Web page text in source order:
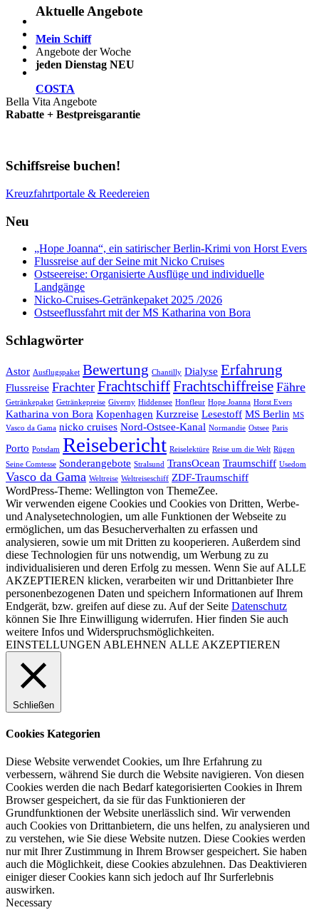
Aktuelle Angebote
Mein Schiff
Angebote der Woche
jeden Dienstag NEU
COSTA
Bella Vita Angebote
Rabatte + Bestpreisgarantie
Schiffsreise buchen!
Kreuzfahrtportale & Reedereien
Neu
„Hope Joanna“, ein satirischer Berlin-Krimi von Horst Evers
Flussreise auf der Seine mit Nicko Cruises
Ostseereise: Organisierte Ausflüge und individuelle
Landgänge
Nicko-Cruises-Getränkepaket 2025 /2026
Ostseeflussfahrt mit der MS Katharina von Bora
Schlagwörter
Astor Ausflugspaket Bewertung Chantilly Dialyse Erfahrung
Flussreise Frachter FrachtschiffFrachtschiffreise Fähre
Getränkepaket Getränkepreise Giverny Hiddensee Honfleur Hope Joanna Horst Evers
Katharina von Bora Kopenhagen Kurzreise Lesestoff MS Berlin MS
Vasco da Gama nicko cruises Nord-Ostsee-Kanal Normandie Ostsee Paris
Porto Potsdam Reisebericht Reiselektüre Reise um die Welt Rügen
Seine Comtesse Sonderangebote Stralsund TransOcean Traumschiff Usedom
Vasco da Gama Weltreise Weltreiseschiff ZDF-Traumschiff
WordPress-Theme: Wellington von ThemeZee.
Wir verwenden eigene Cookies und Cookies von Dritten, Werbe-
und Analysetechnologien, um alle Funktionen der Webseite zu
ermöglichen, um das Besucherverhalten zu erfassen und
analysieren, sowie um mit Dritten zu kooperieren. Außerdem sind
diese Technologien für uns notwendig, um Werbung zu zu
individualisieren und deren Erfolg zu messen. Wenn Sie auf ALLE
AKZEPTIEREN klicken, verarbeiten wir und Drittanbieter Ihre
personenbezogenen Daten und speichern Informationen auf Ihrem
Endgerät, bzw. greifen auf diese zu. Auf der Seite Datenschutz
können Sie Ihre Einwilligung widerrufen. Hier finden Sie auch
weitere Infos und Widerspruchsmöglichkeiten.
EINSTELLUNGEN ABLEHNEN ALLE AKZEPTIEREN
Schließen
Cookies Kategorien
Diese Website verwendet Cookies, um Ihre Erfahrung zu
verbessern, während Sie durch die Website navigieren. Von diesen
Cookies werden die nach Bedarf kategorisierten Cookies in Ihrem
Browser gespeichert, da sie für das Funktionieren der
Grundfunktionen der Website unerlässlich sind. Wir verwenden
auch Cookies von Drittanbietern, die uns helfen, zu analysieren und
zu verstehen, wie Sie diese Website nutzen. Diese Cookies werden
nur mit Ihrer Zustimmung in Ihrem Browser gespeichert. Sie haben
auch die Möglichkeit, diese Cookies abzulehnen. Das Deaktivieren
einiger dieser Cookies kann sich jedoch auf Ihr Surferlebnis
auswirken.
Necessary